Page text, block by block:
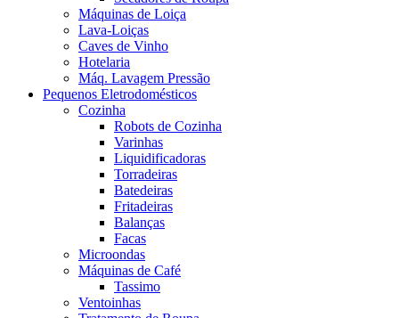
Máquinas de Loiça
Lava-Loiças
Caves de Vinho
Hotelaria
Máq. Lavagem Pressão
Pequenos Eletrodomésticos
Cozinha
Robots de Cozinha
Varinhas
Liquidificadoras
Torradeiras
Batedeiras
Fritadeiras
Balanças
Facas
Microondas
Máquinas de Café
Tassimo
Ventoinhas